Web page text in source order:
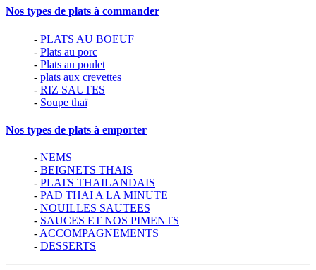
Nos types de plats à commander
- PLATS AU BOEUF
- Plats au porc
- Plats au poulet
- plats aux crevettes
- RIZ SAUTES
- Soupe thaï
Nos types de plats à emporter
- NEMS
- BEIGNETS THAIS
- PLATS THAILANDAIS
- PAD THAI A LA MINUTE
- NOUILLES SAUTEES
- SAUCES ET NOS PIMENTS
- ACCOMPAGNEMENTS
- DESSERTS